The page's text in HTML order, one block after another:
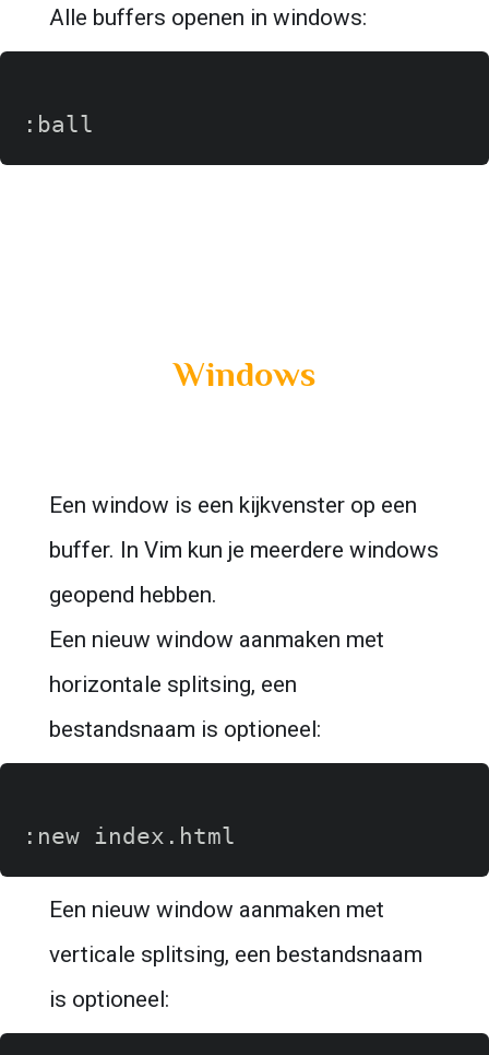
Alle buffers openen in windows:
Windows
Een window is een kijkvenster op een
buffer. In Vim kun je meerdere windows
geopend hebben.
Een nieuw window aanmaken met
horizontale splitsing, een
bestandsnaam is optioneel:
Een nieuw window aanmaken met
verticale splitsing, een bestandsnaam
is optioneel: